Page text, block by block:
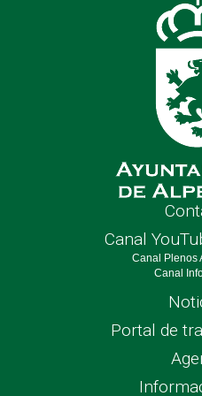
Canal
Canal Plenos
Canal
Portal de